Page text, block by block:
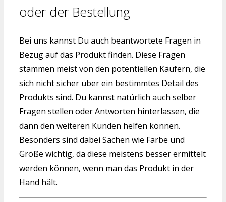
oder der Bestellung
Bei uns kannst Du auch beantwortete Fragen in
Bezug auf das Produkt finden. Diese Fragen
stammen meist von den potentiellen Käufern, die
sich nicht sicher über ein bestimmtes Detail des
Produkts sind. Du kannst natürlich auch selber
Fragen stellen oder Antworten hinterlassen, die
dann den weiteren Kunden helfen können.
Besonders sind dabei Sachen wie Farbe und
Größe wichtig, da diese meistens besser ermittelt
werden können, wenn man das Produkt in der
Hand hält.